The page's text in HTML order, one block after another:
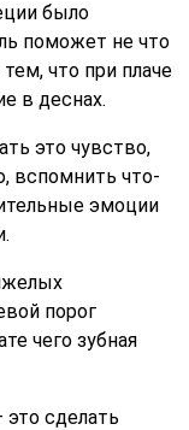
было
поможет не что
что при плаче
в деснах.
это чувство,
вспомнить что-
эмоции
порог
чего зубная
это сделать